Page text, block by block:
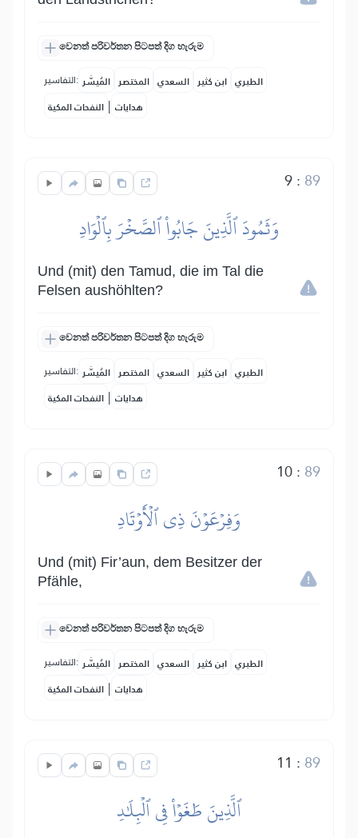
වෙනත් පරිවර්තන පිටපත් දිග හැරුම
التفاسير: المُيسَّر المختصر السعدي ابن كثير الطبري
النفحات المكية | هدايات
9: 89
وَثَمُودَ ٱلَّذِينَ جَابُواْ ٱلصَّخۡرَ بِٱلۡوَادِ
Und (mit) den Tamud, die im Tal die
Felsen aushöhlten?
වෙනත් පරිවර්තන පිටපත් දිග හැරුම
التفاسير: المُيسَّر المختصر السعدي ابن كثير الطبري
النفحات المكية | هدايات
10: 89
وَفِرۡعَوۡنَ ذِي ٱلۡأَوۡتَادِ
Und (mit) Fir’aun, dem Besitzer der
Pfähle,
වෙනත් පරිවර්තන පිටපත් දිග හැරුම
التفاسير: المُيسَّر المختصر السعدي ابن كثير الطبري
النفحات المكية | هدايات
11 : 89
ٱلَّذِينَ طَغَوۡاْ فِي ٱلۡبِلَٰدِ